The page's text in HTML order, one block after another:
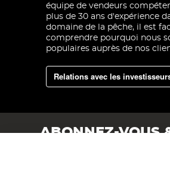
équipe de vendeurs
plus de 30 ans d'expérience
domaine de la pêche, il est
comprendre pourquoi nous
populaires auprès de nos
Relations avec les
ABONNEZ-VOUS